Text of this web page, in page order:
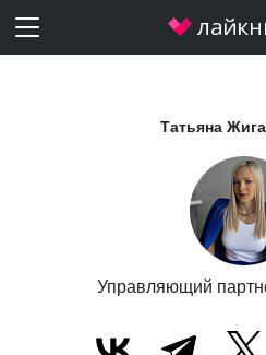
Татьяна
Управляющий